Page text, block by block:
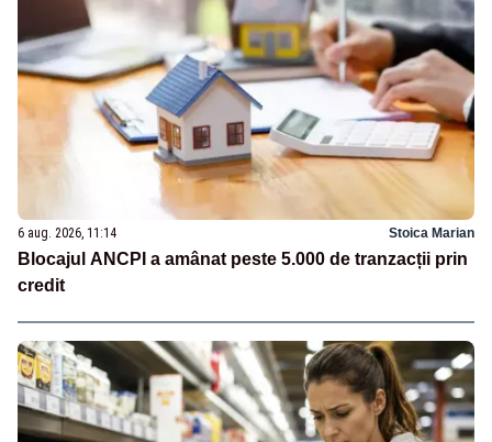
6 aug. 2026, 11:14 Stoica Marian
Blocajul ANCPI a amânat peste 5.000 de tranzacții prin
credit